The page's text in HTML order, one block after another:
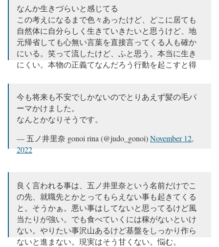
2022
なんか生きづらいと感じてる
この考えになるまで色々あったけど、どこに居ても
自然体に自分らしく生きていきたいと思うけど、地
元帰省しても心無い言葉を直接言ってくる人も確か
にいる。笑って流したけど、ふと思う。本当に生き
にくい。本物の正義てなんだろう行動を起こすと得
— 五ノ井里奈 gonoi rina (@judo_gonoi) November 9,
2022
今も将来も不安でしかないのでとりあえず髪の毛パ
ーマかけました。
なんとかなりそうです。
— 五ノ井里奈 gonoi rina (@judo_gonoi)November 12,
2022
良く言われる事は、五ノ井里奈という名前だけでこ
の先、就職先とかとってもらえない事も起きてくる
と。そうかぁ。悪い事はしてないと思ってるけど風
当たりが強い。でも食べていくには稼がないといけ
ない。やりたい事沢山あるけど基盤をしっかり作ら
ないと進まない。現実はそう甘くない。悩む。